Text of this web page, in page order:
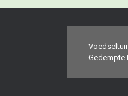
Gedempte